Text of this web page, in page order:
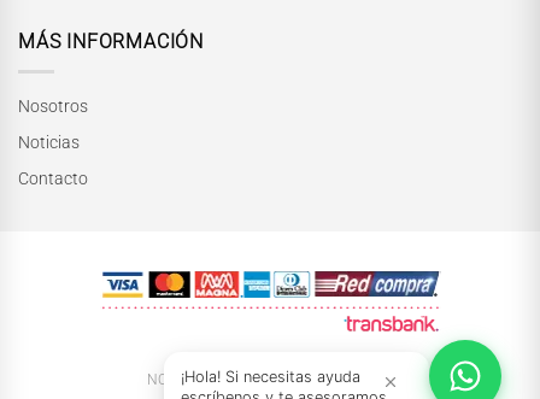
MÁS INFORMACIÓN
Nosotros
Noticias
Contacto
NOSOTRAS NOTICIAS TIENDAS
¡Hola! Si necesitas ayuda